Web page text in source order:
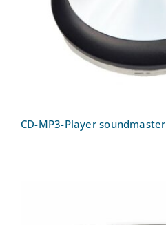
CD-MP3-Player soundmaster